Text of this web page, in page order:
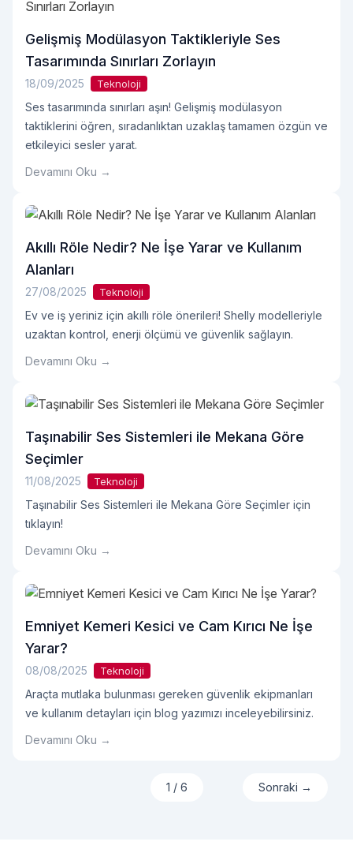
Gelişmiş Modülasyon Taktikleriyle Ses
Tasarımında Sınırları Zorlayın
18/09/2025 Teknoloji
Ses tasarımında sınırları aşın! Gelişmiş modülasyon
taktiklerini öğren, sıradanlıktan uzaklaş tamamen özgün ve
etkileyici sesler yarat.
Devamını Oku →
Akıllı Röle Nedir? Ne İşe Yarar ve Kullanım
Alanları
27/08/2025 Teknoloji
Ev ve iş yeriniz için akıllı röle önerileri! Shelly modelleriyle
uzaktan kontrol, enerji ölçümü ve güvenlik sağlayın.
Devamını Oku →
Taşınabilir Ses Sistemleri ile Mekana Göre
Seçimler
11/08/2025 Teknoloji
Taşınabilir Ses Sistemleri ile Mekana Göre Seçimler için
tıklayın!
Devamını Oku →
Emniyet Kemeri Kesici ve Cam Kırıcı Ne İşe
Yarar?
08/08/2025 Teknoloji
Araçta mutlaka bulunması gereken güvenlik ekipmanları
ve kullanım detayları için blog yazımızı inceleyebilirsiniz.
Devamını Oku →
1 / 6 Sonraki →